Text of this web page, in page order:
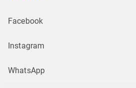
Facebook
Instagram
WhatsApp